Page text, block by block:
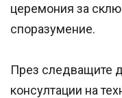
церемония за
споразумение.
През следващите
консултации на